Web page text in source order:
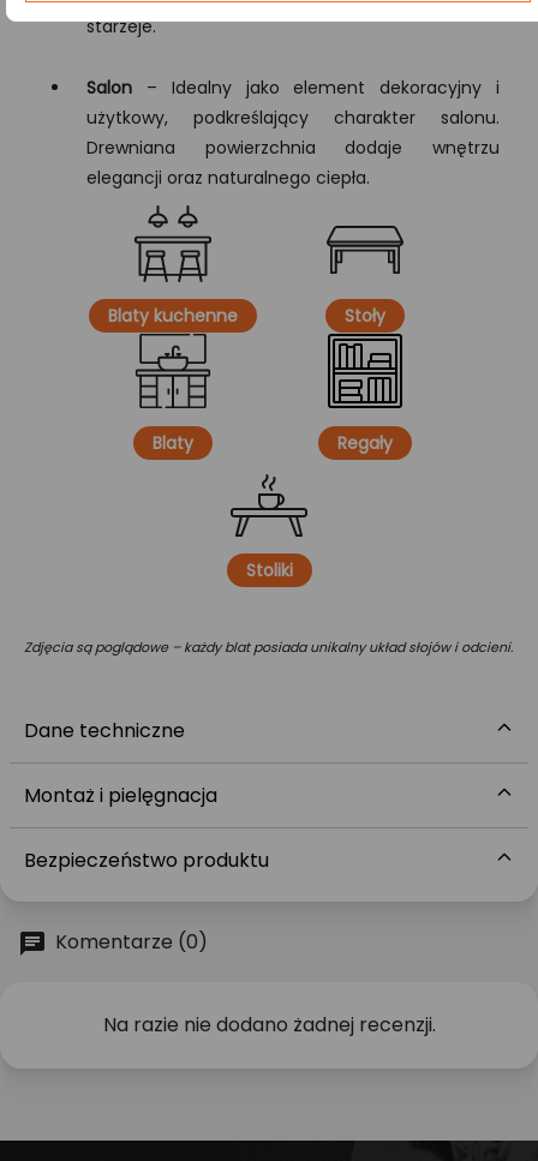
starzeje.
Salon – Idealny jako element dekoracyjny i
użytkowy, podkreślający charakter salonu.
Drewniana powierzchnia dodaje wnętrzu
elegancji oraz naturalnego ciepła.
Blaty kuchenne Stoły
Blaty Regały
Stoliki
Zdjęcia są poglądowe – każdy blat posiada unikalny układ słojów i odcieni.
Dane techniczne
Montaż i pielęgnacja
Bezpieczeństwo produktu
Komentarze (0)
Na razie nie dodano żadnej recenzji.